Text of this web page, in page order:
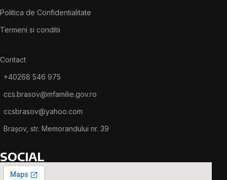
Politica de Confidentialitate
Termeni si conditii
Contact
+40268 546 975
ccs.brasov@mfamilie.gov.ro
ccsbrasov@yahoo.com
Brașov, str. Memorandului nr. 39
SOCIAL